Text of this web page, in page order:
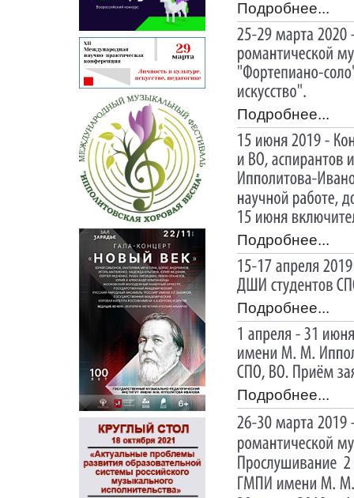
Подробнее...
Подробнее...
Подробнее...
Подробнее...
Подробнее...